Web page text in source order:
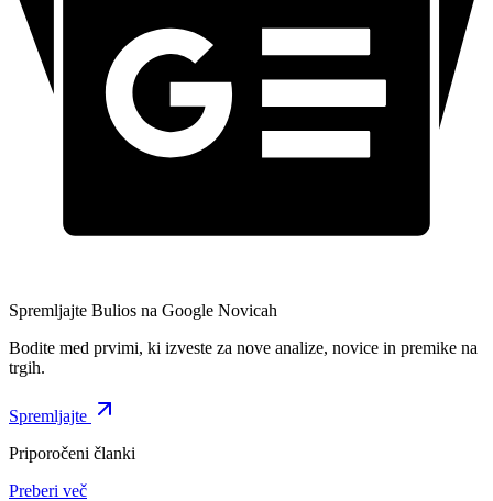
Spremljajte Bulios na Google Novicah
Bodite med prvimi, ki izveste za nove analize, novice in premike na
trgih.
Spremljajte
Priporočeni članki
Preberi več